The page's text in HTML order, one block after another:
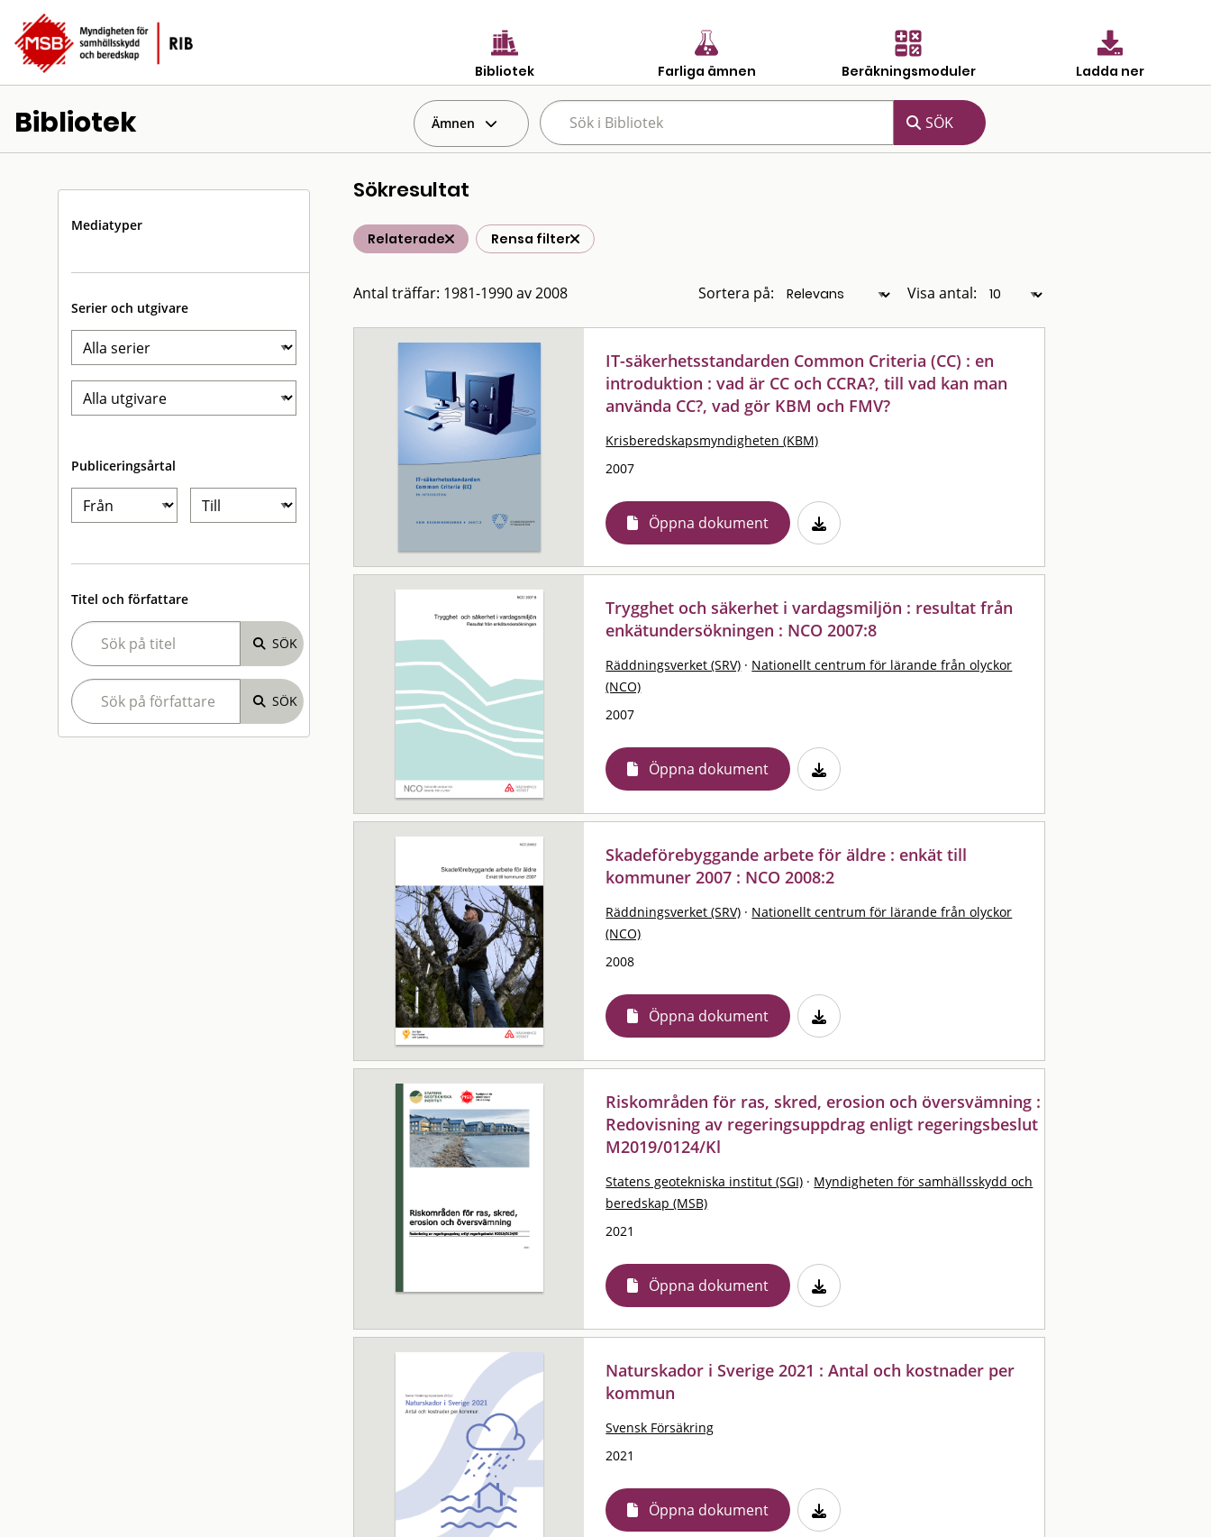
Bibliotek Farliga ämnen Beräkningsmoduler Ladda ner
Bibliotek Ämnen
Mediatyper
Serier och utgivare
Publiceringsårtal
Titel och författare
Sökresultat
Relaterade Rensa filter
Antal träffar: 1981-1990 av 2008 Sortera på: Visa antal:
IT-säkerhetsstandarden Common Criteria (CC) : en
introduktion : vad är CC och CCRA?, till vad kan man
använda CC?, vad gör KBM och FMV?
Krisberedskapsmyndigheten (KBM)
2007
Öppna dokument
Trygghet och säkerhet i vardagsmiljön : resultat från
enkätundersökningen : NCO 2007:8
Räddningsverket (SRV) · Nationellt centrum för lärande från olyckor
(NCO)
2007
Öppna dokument
Skadeförebyggande arbete för äldre : enkät till
kommuner 2007 : NCO 2008:2
Räddningsverket (SRV) · Nationellt centrum för lärande från olyckor
(NCO)
2008
Öppna dokument
Riskområden för ras, skred, erosion och översvämning :
Redovisning av regeringsuppdrag enligt regeringsbeslut
M2019/0124/Kl
Statens geotekniska institut (SGI) · Myndigheten för samhällsskydd och
beredskap (MSB)
2021
Öppna dokument
Naturskador i Sverige 2021 : Antal och kostnader per
kommun
Svensk Försäkring
2021
Öppna dokument